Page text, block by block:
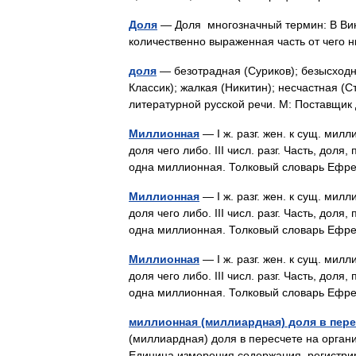
Доля — Доля многозначный термин: В
количественно выраженная часть от
доля — безотрадная (Суриков);
Классик); жалкая (Никитин); несчастная
литературной русской речи. М:
Миллионная — I ж. разг. жен. к сущ.
доля чего либо. III числ. разг. Часть,
одна миллионная. Толковый словарь
Миллионная — I ж. разг. жен. к сущ.
доля чего либо. III числ. разг. Часть,
одна миллионная. Толковый словарь
Миллионная — I ж. разг. жен. к сущ.
доля чего либо. III числ. разг. Часть,
одна миллионная. Толковый словарь
миллионная (миллиардная) доля в
(миллиардная) доля в пересчете на